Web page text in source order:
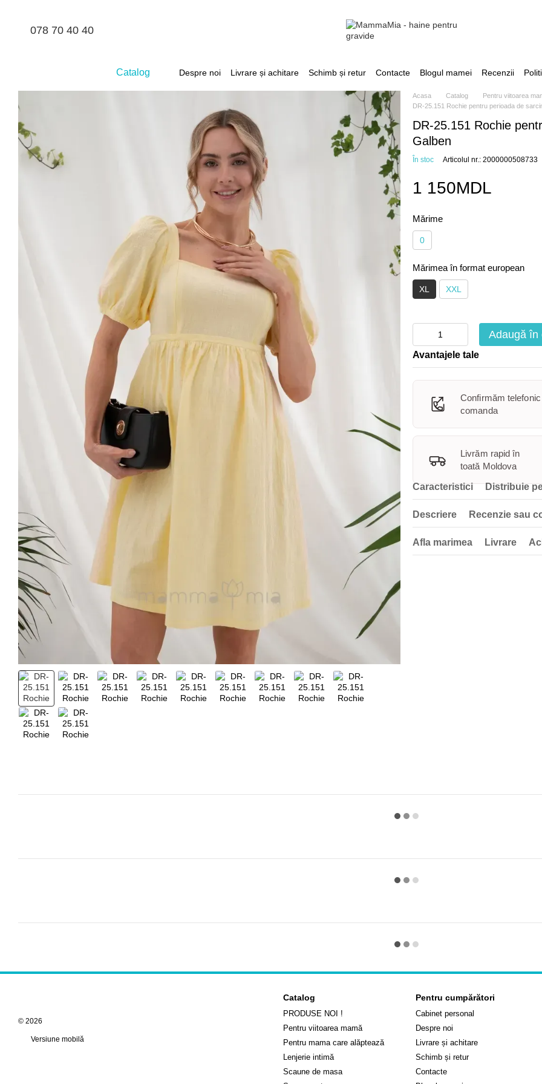
078 70 40 40
Catalog Despre noi Livrare și achitare Schimb și retur Contacte Blogul mamei Recenzii
Acasa Catalog Pentru viitoarea
DR-25.151 Rochie pentru perioada de
DR-25.151 Rochie
Galben
În stoc Articolul nr.: 2000000508733
1 150MDL
Mărime
0
Mărimea în format european
XL XXL
Adaugă în
Avantajele tale
Confirmăm telefonic
comanda
Livrăm rapid în
toată Moldova
Caracteristici
Distribuie
Descriere Recenzie sau
Afla marimea Livrare
© 2026
Versiune mobilă
Catalog
PRODUSE NOI !
Pentru viitoarea mamă
Pentru mama care alăptează
Lenjerie intimă
Scaune de masa
Pentru cumpărători
Cabinet personal
Despre noi
Livrare și achitare
Schimb și retur
Contacte